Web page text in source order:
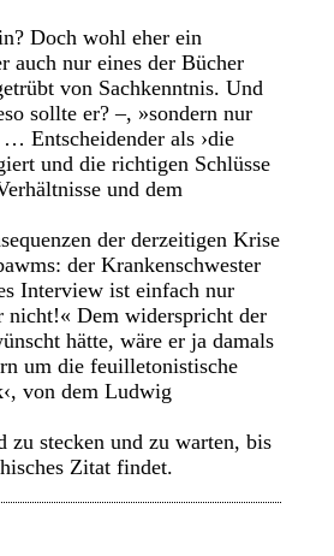
Doch wohl eher ein
auch nur eines der Bücher
von Sachkenntnis. Und
sollte er? –, »sondern nur
Entscheidender als ›die
und die richtigen Schlüsse
und dem
der derzeitigen Krise
der Krankenschwester
Interview ist einfach nur
nicht!« Dem widerspricht der
hätte, wäre er ja damals
um die feuilletonistische
von dem Ludwig
zu stecken und zu warten, bis
Zitat findet.